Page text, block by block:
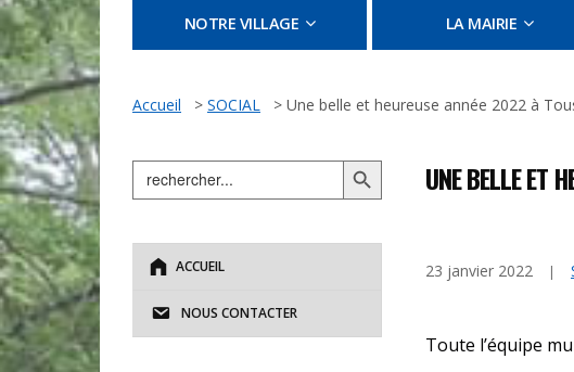
NOTRE VILLAGE LA MAIRIE
Accueil > SOCIAL > Une belle et heureuse année 2022 à
Search Search Button
ACCUEIL
NOUS CONTACTER
UNE BELLE ET
23 janvier 2022
Toute l’équipe